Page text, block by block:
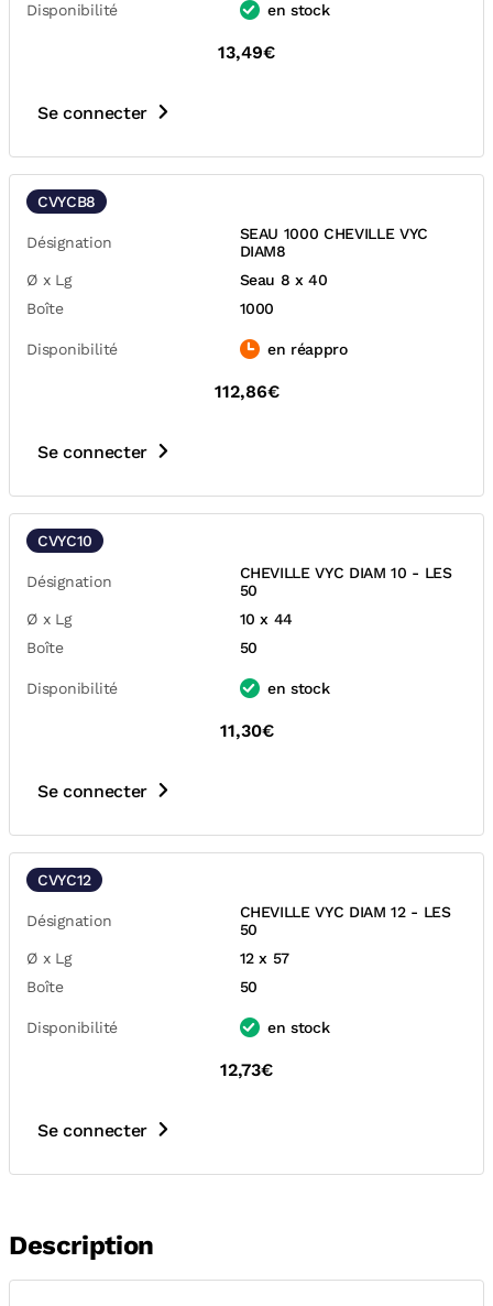
Disponibilité en stock
13,49€
Se connecter
CVYCB8
Désignation
SEAU 1000 CHEVILLE VYC
DIAM8
Ø x Lg
Seau 8 x 40
Boîte
1000
Disponibilité en réappro
112,86€
Se connecter
CVYC10
Désignation
CHEVILLE VYC DIAM 10 - LES
50
Ø x Lg
10 x 44
Boîte
50
Disponibilité en stock
11,30€
Se connecter
CVYC12
Désignation
CHEVILLE VYC DIAM 12 - LES
50
Ø x Lg
12 x 57
Boîte
50
Disponibilité en stock
12,73€
Se connecter
Description